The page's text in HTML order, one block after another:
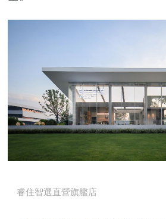
睿住智選直營旗艦店